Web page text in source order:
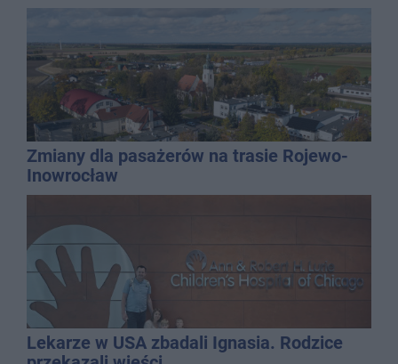
Zmiany dla pasażerów na trasie Rojewo-
Inowrocław
Lekarze w USA zbadali Ignasia. Rodzice